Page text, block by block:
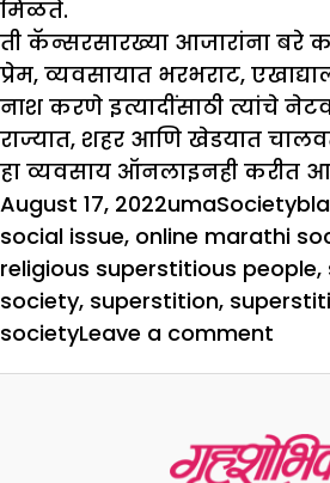
मिळते.
ती कॅन्सरसारख्या आजारांना बरे
प्रेम, व्यवसायात भरभराट,
नाश करणे इत्यादींसाठी त्यांचे
राज्यात, शहर आणि खेडयात
हा व्यवसाय ऑनलाइनही करीत
Posted
on
August 17, 2022Author
umaSociety
social issue, online marathi
religious superstitious people,
society, superstition,
societyLeave a comment